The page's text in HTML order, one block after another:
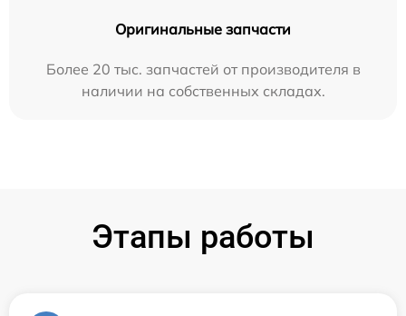
Оригинальные запчасти
Более 20 тыс. запчастей от производителя в
наличии на собственных складах.
Этапы работы